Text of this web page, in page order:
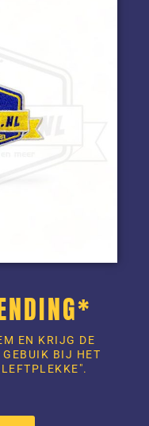
EN KRIJG DE
GEBUIK BIJ HET